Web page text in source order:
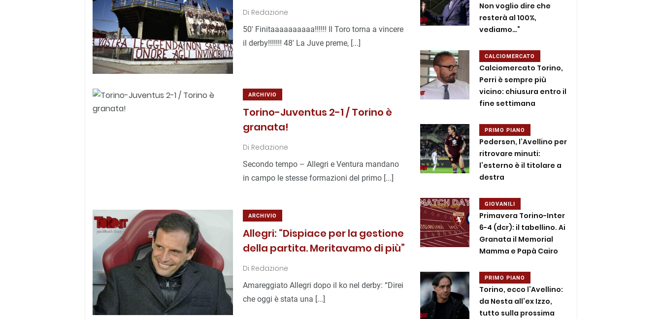
Di Redazione
50′ Finitaaaaaaaaaa!!!!!! Il Toro torna a vincere
il derby!!!!!!! 48′ La Juve preme, [...]
ARCHIVIO
Torino-Juventus 2-1 / Torino è
granata!
Di Redazione
Secondo tempo – Allegri e Ventura mandano
in campo le stesse formazioni del primo [...]
ARCHIVIO
Allegri: “Dispiace per la gestione
della partita. Meritavamo di più”
Di Redazione
Amareggiato Allegri dopo il ko nel derby: “Direi
che oggi è stata una [...]
Non voglio dire che
resterà al 100%,
vediamo…”
CALCIOMERCATO
Calciomercato Torino,
Perri è sempre più
vicino: chiusura entro il
fine settimana
PRIMO PIANO
Pedersen, l’Avellino per
ritrovare minuti:
l’esterno è il titolare a
destra
GIOVANILI
Primavera Torino-Inter
6-4 (dcr): il tabellino. Ai
Granata il Memorial
Mamma e Papà Cairo
PRIMO PIANO
Torino, ecco l’Avellino:
da Nesta all’ex Izzo,
tutto sulla prossima